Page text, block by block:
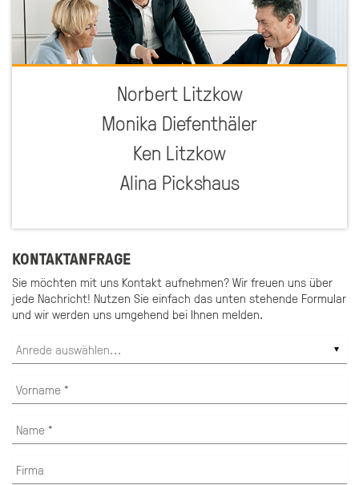
Norbert Litzkow
Monika Diefenthäler
Ken Litzkow
Alina Pickshaus
KONTAKTANFRAGE
Sie möchten mit uns Kontakt aufnehmen? Wir freuen uns über
jede Nachricht! Nutzen Sie einfach das unten stehende Formular
und wir werden uns umgehend bei Ihnen melden.